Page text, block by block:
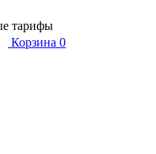
тарифы
Корзина 0